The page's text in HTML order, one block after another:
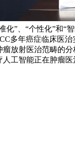
”、“个性化”和“
多年癌症临床医
放射医治范畴的
工智能正在肿瘤医